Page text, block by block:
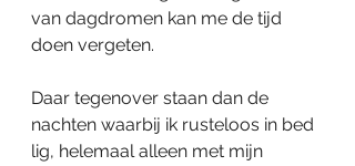
van dagdromen kan me de tijd
doen vergeten.
Daar tegenover staan dan de
nachten waarbij ik rusteloos in bed
lig, helemaal alleen met mijn